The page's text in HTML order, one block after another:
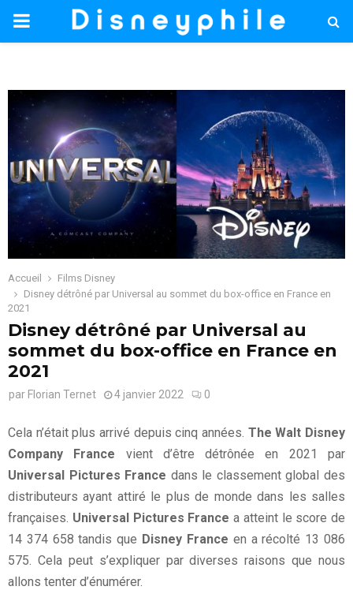
PRIMARY
Accueil
Films Disney
Disney détrôné par Universal au sommet du box-office en France en
2021
Disney détrôné par Universal au
sommet du box-office en France en
2021
par Florian Ternet 4 janvier 2022 0
Cela n’était plus arrivé depuis cinq années. The Walt Disney
Company France vient d’être détrônée en 2021 par
Universal Pictures France dans le classement global des
distributeurs ayant attiré le plus de monde dans les salles
françaises. Universal Pictures France a atteint le score de
14 374 658 tandis que Disney France en a récolté 13 086
575. Cela peut s’expliquer par diverses raisons que nous
allons tenter d’énumérer.